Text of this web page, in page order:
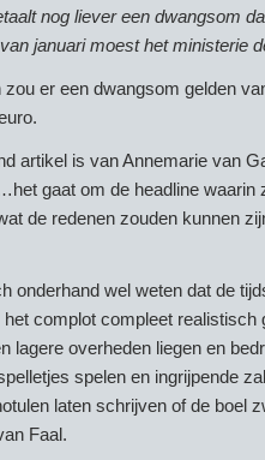
nog liever een dwangsom
januari moest het ministerie
zou er een dwangsom gelden
artikel is van Annemarie van
gaat om de headline
de redenen zouden kunnen
onderhand wel weten dat de
complot compleet
lagere overheden liegen en
spelen en ingrijpende
laten schrijven of de
Faal.